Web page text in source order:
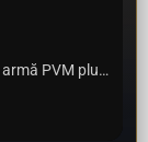
Se caută 2 helperi beneficiezi de vip la nume o armă PVM plus multe alte evenimente speciale